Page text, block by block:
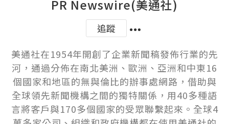
PR Newswire(美通社)
追蹤
美通社在1954年開創了企業新聞稿發佈行業的先
河，通過分佈在南北美洲、歐洲、亞洲和中東16
個國家和地區的無與倫比的辦事處網路，借助與
全球領先新聞機構之間的獨特關係，用40多種語
言將客戶與170多個國家的受眾聯繫起來。全球4